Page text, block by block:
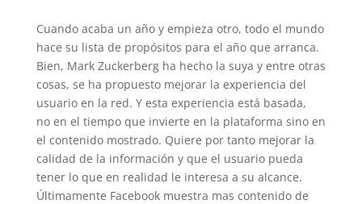
Cuando acaba un año y empieza otro, todo el mundo
hace su lista de propósitos para el año que arranca.
Bien, Mark Zuckerberg ha hecho la suya y entre otras
cosas, se ha propuesto mejorar la experiencia del
usuario en la red. Y esta experiencia está basada,
no en el tiempo que invierte en la plataforma sino en
el contenido mostrado. Quiere por tanto mejorar la
calidad de la información y que el usuario pueda
tener lo que en realidad le interesa a su alcance.
Últimamente Facebook muestra mas contenido de